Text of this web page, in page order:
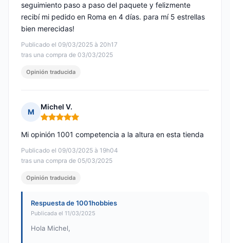
Publicado el 09/03/2025 à 20h17
tras una compra de 03/03/2025
seguimiento paso a paso del paquete y felizmente
recibí mi pedido en Roma en 4 días. para mí 5 estrellas
bien merecidas!
Opinión traducida
M
Michel V.
Nota: 5 de 5
Publicado el 09/03/2025 à 19h04
tras una compra de 05/03/2025
Mi opinión 1001 competencia a la altura en esta tienda
Opinión traducida
Respuesta de 1001hobbies
Publicada el 11/03/2025
Hola Michel,